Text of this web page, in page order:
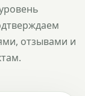
отзывами и